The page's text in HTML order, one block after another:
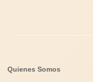
Quienes Somos